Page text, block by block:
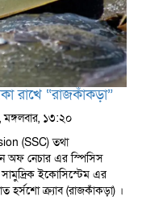
রাখে “রাজকাঁকড়া”
১৩:২০
(SSC) তথা
অফ নেচার এর স্পিসিস
ইকোসিস্টেম এর
হর্সশো ক্র্যাব (রাজকাঁকড়া) ।